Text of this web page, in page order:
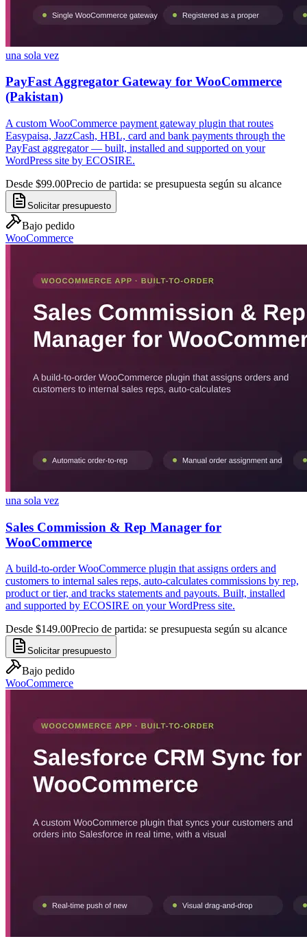
una sola vez
PayFast Aggregator Gateway for WooCommerce
(Pakistan)
A custom WooCommerce payment gateway plugin that routes
Easypaisa, JazzCash, HBL, card and bank payments through the
PayFast aggregator — built, installed and supported on your
WordPress site by ECOSIRE.
Desde $99.00Precio de partida: se presupuesta según su alcance
Solicitar presupuesto
Bajo pedido
WooCommerce
una sola vez
Sales Commission & Rep Manager for
WooCommerce
A build-to-order WooCommerce plugin that assigns orders and
customers to internal sales reps, auto-calculates commissions by rep,
product or tier, and tracks statements and payouts. Built, installed
and supported by ECOSIRE on your WordPress site.
Desde $149.00Precio de partida: se presupuesta según su alcance
Solicitar presupuesto
Bajo pedido
WooCommerce